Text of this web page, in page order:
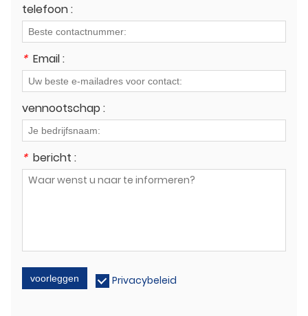
telefoon :
* Email :
vennootschap :
* bericht :
voorleggen Privacybeleid